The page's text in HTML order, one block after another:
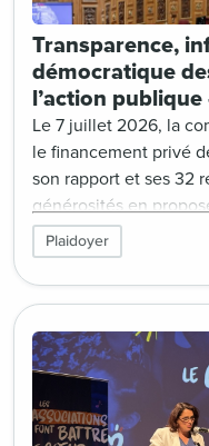
Transparence,
démocratique
l’action
Le 7 juillet 2026, la
le financement privé
son rapport et ses 32
générosités en
Plaidoyer